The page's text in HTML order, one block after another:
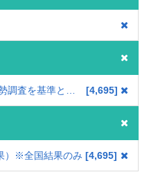
労働力調査（旧基準：2010年国勢調査を基準とした結果） 4,695
）※全国結果のみ 4,695